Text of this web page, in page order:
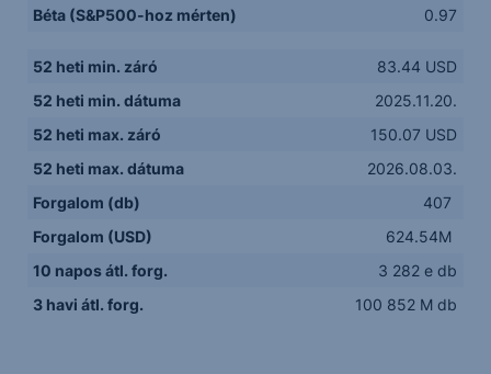
Béta (S&P500-hoz mérten)
0.97
52 heti min. záró
83.44 USD
52 heti min. dátuma
2025.11.20.
52 heti max. záró
150.07 USD
52 heti max. dátuma
2026.08.03.
Forgalom (db)
407
Forgalom (USD)
624.54M
10 napos átl. forg.
3 282 e db
3 havi átl. forg.
100 852 M db